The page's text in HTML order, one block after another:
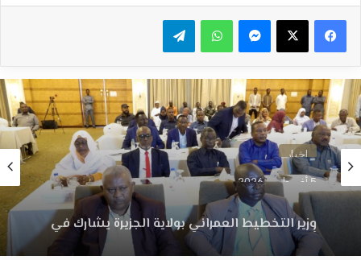
واتساب
اخبار
5 أغسطس، 2026
وزير التخطيط العمراني بولاية الجزيرة يشارك في
أعمال الدورة الخامسة عشرة للمجلس القومي
للتنمية العمرانية ــ الخرطوم : ميادة إبراهيم